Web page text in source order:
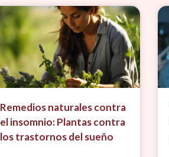
Remedios naturales contra
el insomnio: Plantas contra
los trastornos del sueño